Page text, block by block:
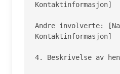
Kontaktinformasjon]
Andre involverte:
Kontaktinformasjon]
4. Beskrivelse av